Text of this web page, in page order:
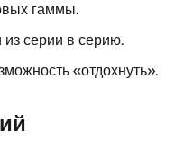
гаммы.
серии в серию.
«отдохнуть».